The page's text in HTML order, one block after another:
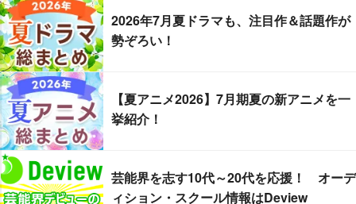
2026年7月夏ドラマも、注目作＆話題作が
勢ぞろい！
【夏アニメ2026】7月期夏の新アニメを一
挙紹介！
芸能界を志す10代～20代を応援！ オーデ
ィション・スクール情報はDeview